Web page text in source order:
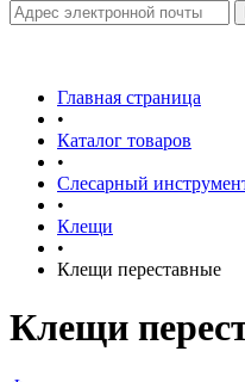
Главная страница
•
Каталог товаров
•
Слесарный
•
Клещи
•
Клещи переставные
Клещи